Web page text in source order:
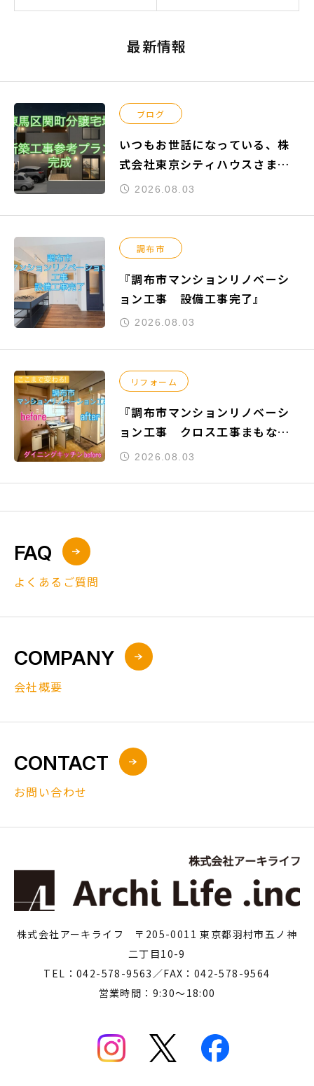
最新情報
ブログ
いつもお世話になっている、株
式会社東京シティハウスさまよ
りご依頼頂きました『練馬区関
2026.08.03
調布市
『調布市マンションリノベーシ
ョン工事 設備工事完了』
2026.08.03
リフォーム
『調布市マンションリノベーシ
ョン工事 クロス工事まもなく
完了』
2026.08.03
FAQ
よくあるご質問
COMPANY
会社概要
CONTACT
お問い合わせ
株式会社アーキライフ 〒205-0011 東京都羽村市五ノ神
二丁目10-9
TEL：042-578-9563／FAX：042-578-9564
営業時間：9:30～18:00